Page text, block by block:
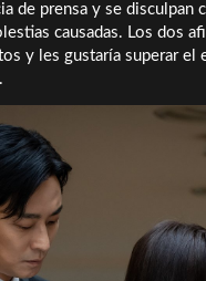
de prensa y se disculpan
causadas. Los dos
y les gustaría superar el